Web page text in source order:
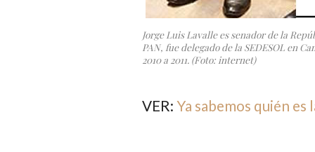
Jorge Luis Lavalle es senador de la
PAN, fue delegado de la SEDESOL en
2010 a 2011. (Foto: internet)
VER: Ya sabemos quién